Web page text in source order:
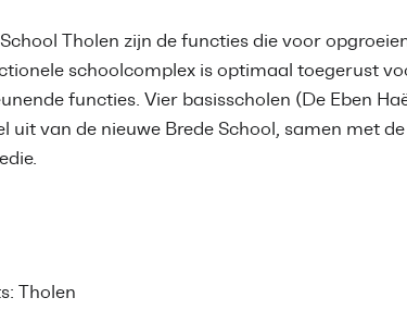
Tholen zijn de functies die voor
schoolcomplex is optimaal toegerust
functies. Vier basisscholen (De Eben
uit van de nieuwe Brede School, samen met
Tholen